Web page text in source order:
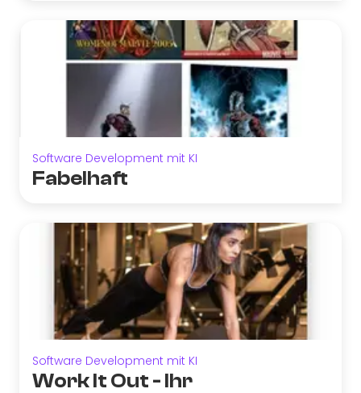
Software Development mit KI
Fabelhaft
Software Development mit KI
Work It Out - Ihr